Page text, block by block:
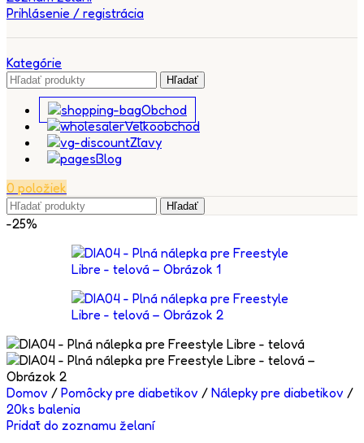
Prihlásenie / registrácia
Kategórie
Hľadať
Obchod
Veľkoobchod
Zľavy
Blog
0 položiek
Hľadať
-25%
Domov / Pomôcky pre diabetikov / Nálepky pre diabetikov /
20ks balenia
Pridať do zoznamu želaní